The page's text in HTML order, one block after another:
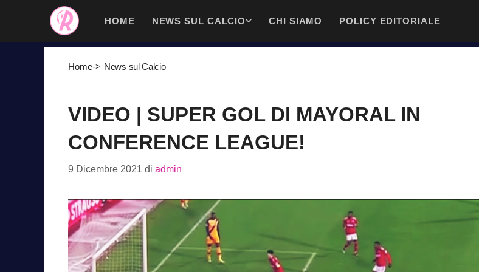
contenuto
HOME NEWS SUL CALCIO CHI SIAMO POLICY EDITORIALE
Home-> News sul Calcio
VIDEO | SUPER GOL DI MAYORAL IN
CONFERENCE LEAGUE!
9 Dicembre 2021 di admin